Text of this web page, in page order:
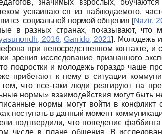
значимых взрослых,
усваиваются из наблюдаемого,
социальной нормой общения [Nazir,
в разных странах, показывают,
2016; Garrido, 2021]. Молодежь и
при непосредственном контакте,
зрения исследование признанного
подростки и молодежь гораздо чаще
прибегают к нему в ситуации
тем, что все-таки люди реагируют на
нормы» взаимодействия могут быть
нормы могут войти в
поступать в данный момент
подтвердили, что поведение
числе в плане общения. В